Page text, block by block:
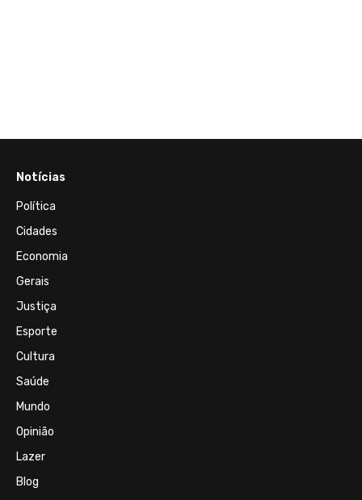
Notícias
Política
Cidades
Economia
Gerais
Justiça
Esporte
Cultura
Saúde
Mundo
Opinião
Lazer
Blog